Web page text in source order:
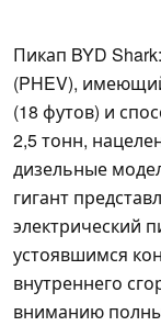
Пикап BYD
(PHEV),
(18 футов) и
2,5 тонн,
дизельные
гигант
электрический
устоявшимся
внутреннего
вниманию